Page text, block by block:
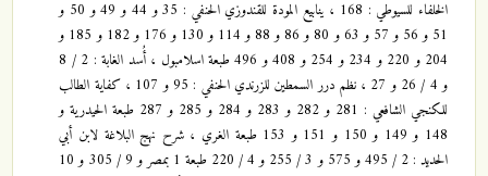
الخلفاء للسيوطي : 168 ، ينابيع المودة للقندوزي الحنفي : 35 و 44 و 49 و 50 و
51 و 56 و 57 و 63 و 80 و 86 و 88 و 114 و 130 و 176 و 182 و 185 و
204 و 220 و 234 و 254 و 408 و 496 طبعة اسلامبول ، أُسد الغابة : 2 / 8
و 4 / 26 و 27 ، نظم درر السمطين للزرندي الحنفي : 95 و 107 ، كفاية الطالب
للكنجي الشافعي : 281 و 282 و 283 و 284 و 285 و 287 طبعة الحيدرية و
148 و 149 و 150 و 151 و 153 طبعة الغري ، شرح نهج البلاغة لابن أبي
الحديد : 2 / 495 و 575 و 3 / 255 و 4 / 220 طبعة 1 بمصر و 9 / 305 و 10